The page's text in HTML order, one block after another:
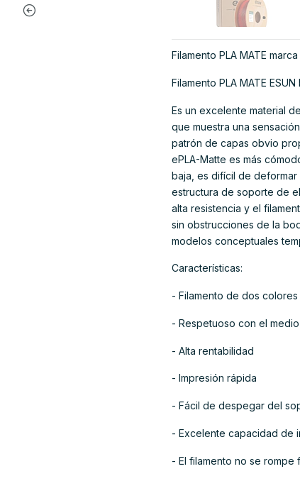
Filamento PLA MATE
Filamento PLA MATE ESUN
Es un excelente material
que muestra una
patrón de capas obvio
ePLA-Matte es más
baja, es difícil de deformar
estructura de soporte de
alta resistencia y el
sin obstrucciones de la
modelos conceptuales
Características:
- Filamento de dos colores
- Respetuoso con el
- Alta rentabilidad
- Impresión rápida
- Fácil de despegar del
- Excelente capacidad de
- El filamento no se rompe